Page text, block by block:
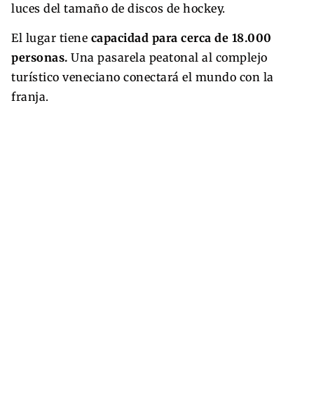
luces del tamaño de discos de hockey.
El lugar tiene capacidad para cerca de 18.000
personas. Una pasarela peatonal al complejo
turístico veneciano conectará el mundo con la
franja.